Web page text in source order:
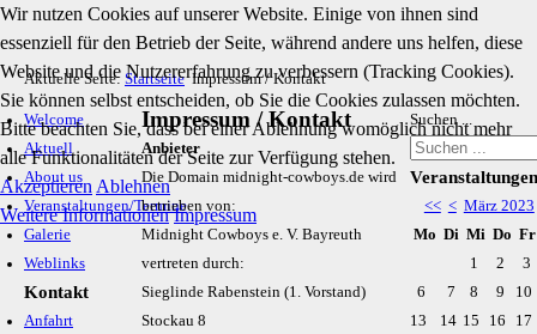
Aktuelle Seite: Startseite Impressum / Kontakt
Welcome
Aktuell
About us
Veranstaltungen/Termine
Galerie
Weblinks
Kontakt
Anfahrt
Impressum / Kontakt
Anbieter
Die Domain midnight-cowboys.de wird
betrieben von:
Midnight Cowboys e. V. Bayreuth
vertreten durch:
Sieglinde Rabenstein (1. Vorstand)
Stockau 8
Suchen ...
<< < März 2023
Mo Di Mi Do
1
2
3
6
7 8 9
10
13
14 15 16
17
Wir nutzen Cookies auf unserer Website. Einige von ihnen sind
essenziell für den Betrieb der Seite, während andere uns helfen, diese
Website und die Nutzererfahrung zu verbessern (Tracking Cookies).
Sie können selbst entscheiden, ob Sie die Cookies zulassen möchten.
Bitte beachten Sie, dass bei einer Ablehnung womöglich nicht mehr
alle Funktionalitäten der Seite zur Verfügung stehen.
Akzeptieren Ablehnen
Weitere Informationen Impressum